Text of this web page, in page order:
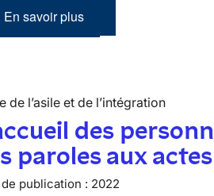
En savoir plus
de l’asile et de l’intégration
des
paroles aux actes
de publication : 2022